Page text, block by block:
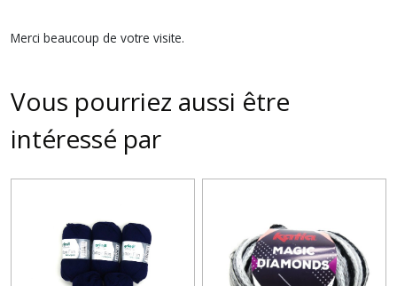
Merci beaucoup de votre visite.
Vous pourriez aussi être
intéressé par